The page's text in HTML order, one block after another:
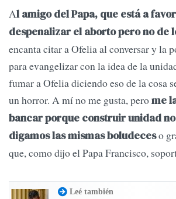
Al amigo del Papa, que está a
despenalizar el aborto pero no de
encanta citar a Ofelia al conversar y la
para evangelizar con la idea de la
fumar a Ofelia diciendo eso de la cosa
un horror. A mí no me gusta, perome
bancar porque construir unidad
digamos las mismas boludeceso
que, como dijo el Papa Francisco,
Leé también